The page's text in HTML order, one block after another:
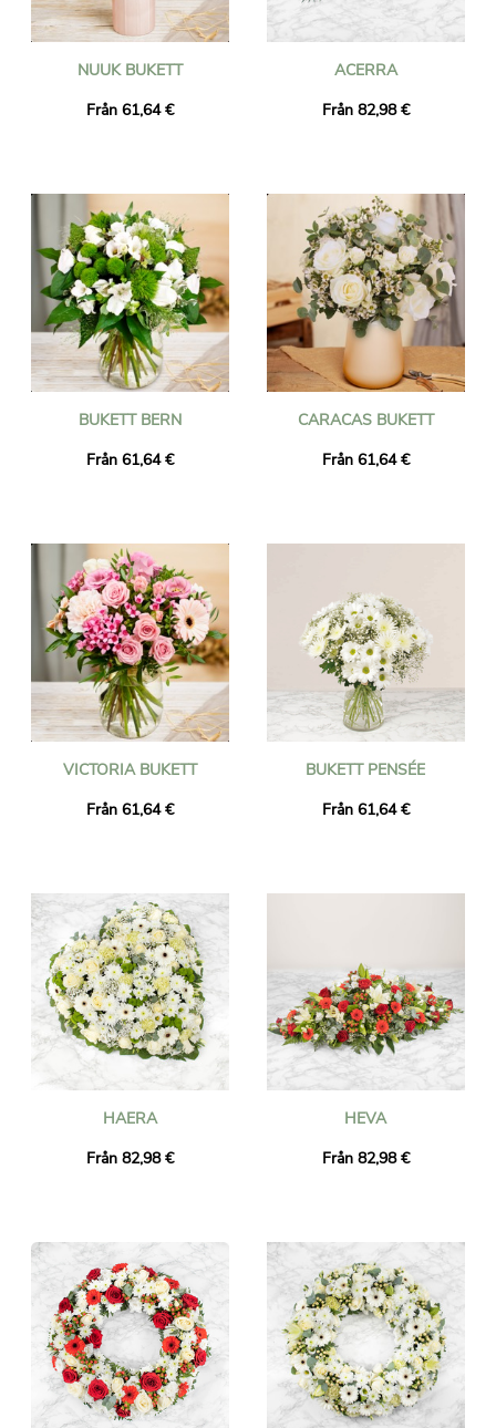
NUUK BUKETT
Från 61,64 €
ACERRA
Från 82,98 €
BUKETT BERN
Från 61,64 €
CARACAS BUKETT
Från 61,64 €
VICTORIA BUKETT
Från 61,64 €
BUKETT PENSÉE
Från 61,64 €
HAERA
Från 82,98 €
HEVA
Från 82,98 €